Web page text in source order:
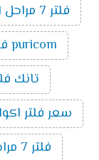
فلتر 7 مراحل امريكي
puricom فلتر
تانك فلتر 7
سعر فلتر اكوا 7 مراحل
فلتر 7 مراحل تانك